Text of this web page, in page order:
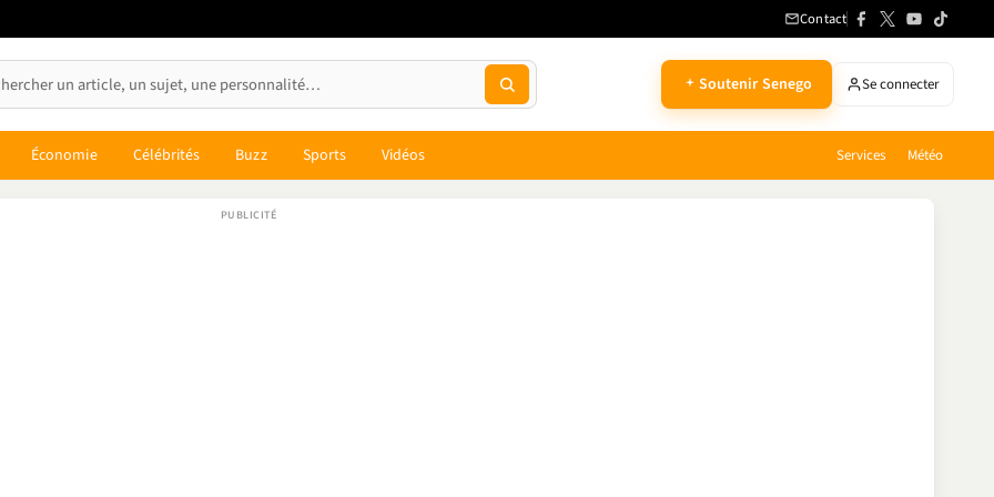
Contact
Soutenir Senego Se connecter
Économie Célébrités Buzz Sports Vidéos Services Météo